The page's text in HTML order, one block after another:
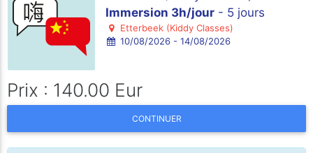
Immersion 3h/jour - 5 jours
Etterbeek (Kiddy Classes)
10/08/2026 - 14/08/2026
Prix : 140.00 Eur
CONTINUER